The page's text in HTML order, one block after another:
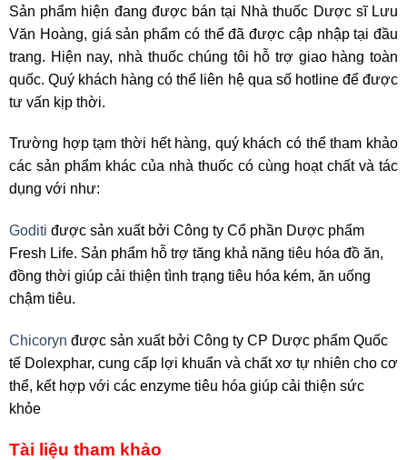
Sản phẩm hiện đang được bán tại Nhà thuốc Dược sĩ Lưu
Văn Hoàng, giá sản phẩm có thể đã được cập nhập tại đầu
trang. Hiện nay, nhà thuốc chúng tôi hỗ trợ giao hàng toàn
quốc. Quý khách hàng có thể liên hệ qua số hotline để được
tư vấn kịp thời.
Trường hợp tạm thời hết hàng, quý khách có thể tham khảo
các sản phẩm khác của nhà thuốc có cùng hoạt chất và tác
dụng với như:
Goditi được sản xuất bởi Công ty Cổ phần Dược phẩm
Fresh Life. Sản phẩm hỗ trợ tăng khả năng tiêu hóa đồ ăn,
đồng thời giúp cải thiện tình trạng tiêu hóa kém, ăn uống
chậm tiêu.
Chicoryn được sản xuất bởi Công ty CP Dược phẩm Quốc
tế Dolexphar, cung cấp lợi khuẩn và chất xơ tự nhiên cho cơ
thể, kết hợp với các enzyme tiêu hóa giúp cải thiện sức
khỏe
Tài liệu tham khảo